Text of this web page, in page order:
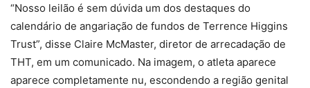
“Nosso leilão é sem dúvida um dos destaques do
calendário de angariação de fundos de Terrence Higgins
Trust”, disse Claire McMaster, diretor de arrecadação de
THT, em um comunicado. Na imagem, o atleta aparece
aparece completamente nu, escondendo a região genital